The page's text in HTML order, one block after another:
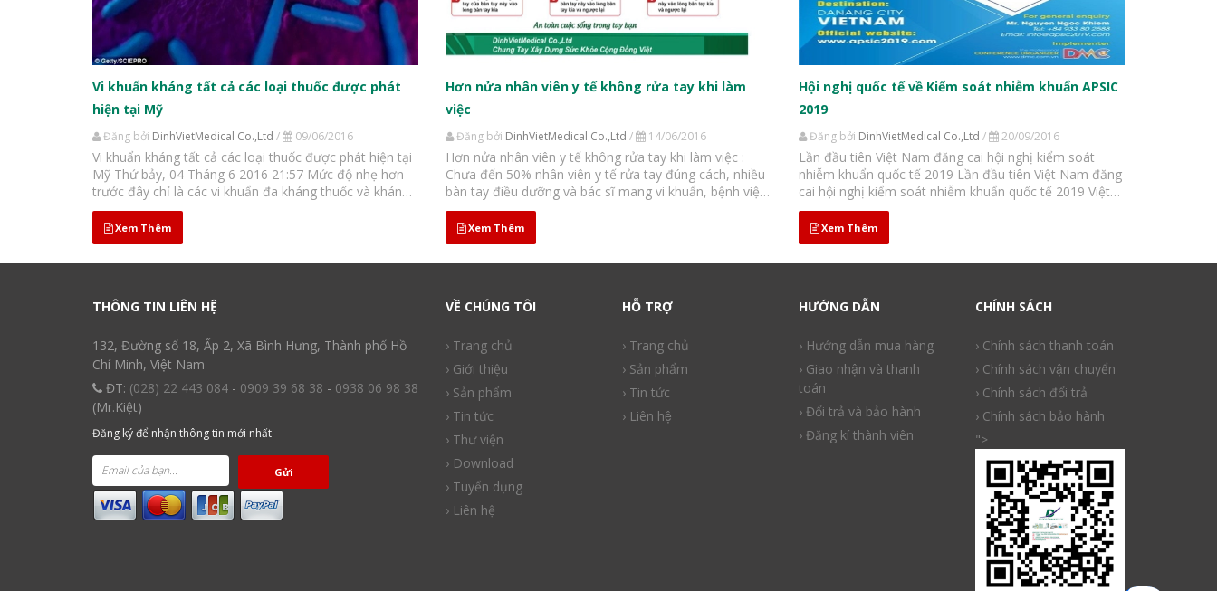
Vi khuẩn kháng tất cả các loại thuốc được phát
hiện tại Mỹ
Đăng bởi DinhVietMedical Co.,Ltd / 09/06/2016
Vi khuẩn kháng tất cả các loại thuốc được phát hiện tại
Mỹ Thứ bảy, 04 Tháng 6 2016 21:57 Mức độ nhẹ hơn
trước đây chỉ là các vi khuẩn đa kháng thuốc và kháng
thuốc rộng. Một phụ nữ ở tiểu bang Pennsylvania đã
trở thành người Mỹ đầu tiên nhận...
Xem Thêm
Hơn nửa nhân viên y tế không rửa tay khi làm
việc
Đăng bởi DinhVietMedical Co.,Ltd / 14/06/2016
Hơn nửa nhân viên y tế không rửa tay khi làm việc :
Chưa đến 50% nhân viên y tế rửa tay đúng cách, nhiều
bàn tay điều dưỡng và bác sĩ mang vi khuẩn, bệnh viện
Thống Nhất (TP HCM) công bố. Phát động nhân viên y
tế rửa tay để...
Xem Thêm
Hội nghị quốc tế về Kiểm soát nhiễm khuẩn APSIC
2019
Đăng bởi DinhVietMedical Co.,Ltd / 20/09/2016
Lần đầu tiên Việt Nam đăng cai hội nghị kiểm soát
nhiễm khuẩn quốc tế 2019 Lần đầu tiên Việt Nam đăng
cai hội nghị kiểm soát nhiễm khuẩn quốc tế 2019 Việt
Nam sẽ đăng cai Hội nghị kiểm soát nhiễm khuẩn
(APSIC) 2019 từ 19/3 đến 22/3/2019 và dự kiến...
Xem Thêm
THÔNG TIN LIÊN HỆ
132, Đường số 18, Ấp 2, Xã Bình Hưng, Thành phố Hồ
Chí Minh, Việt Nam
ĐT: (028) 22 443 084 - 0909 39 68 38 - 0938 06 98 38
(Mr.Kiệt)
Đăng ký để nhận thông tin mới nhất
Gửi
VỀ CHÚNG TÔI
› Trang chủ
› Giới thiệu
› Sản phẩm
› Tin tức
› Thư viện
› Download
› Tuyển dụng
› Liên hệ
HỖ TRỢ
› Trang chủ
› Sản phẩm
› Tin tức
› Liên hệ
HƯỚNG DẪN
› Hướng dẫn mua hàng
› Giao nhận và thanh
toán
› Đổi trả và bảo hành
› Đăng kí thành viên
CHÍNH SÁCH
› Chính sách thanh toán
› Chính sách vận chuyển
› Chính sách đổi trả
› Chính sách bảo hành
">